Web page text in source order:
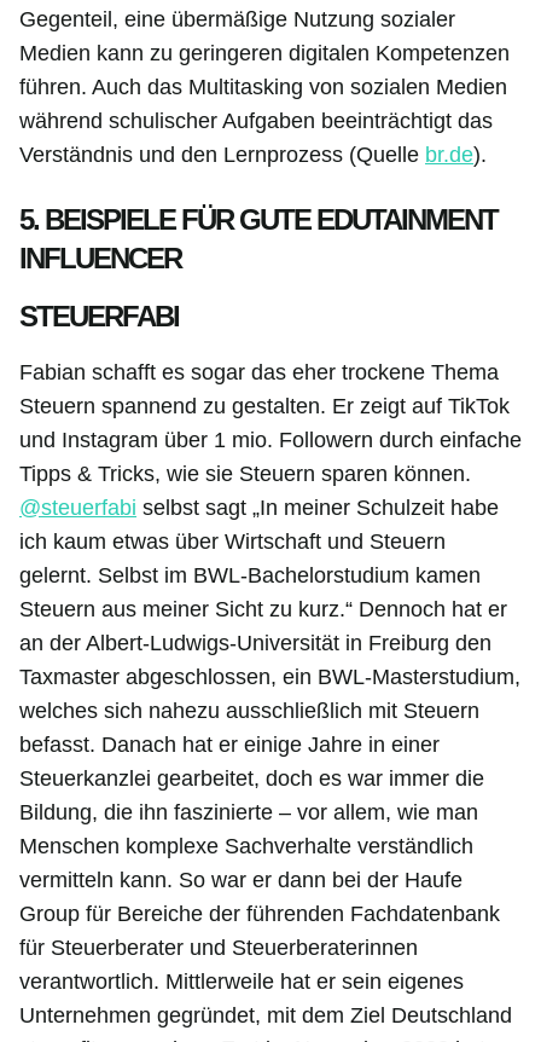
Gegenteil, eine übermäßige Nutzung sozialer
Medien kann zu geringeren digitalen Kompetenzen
führen. Auch das Multitasking von sozialen Medien
während schulischer Aufgaben beeinträchtigt das
Verständnis und den Lernprozess (Quelle br.de).
5. BEISPIELE FÜR GUTE EDUTAINMENT
INFLUENCER
STEUERFABI
Fabian schafft es sogar das eher trockene Thema
Steuern spannend zu gestalten. Er zeigt auf TikTok
und Instagram über 1 mio. Followern durch einfache
Tipps & Tricks, wie sie Steuern sparen können.
@steuerfabi selbst sagt „In meiner Schulzeit habe
ich kaum etwas über Wirtschaft und Steuern
gelernt. Selbst im BWL-Bachelorstudium kamen
Steuern aus meiner Sicht zu kurz.“ Dennoch hat er
an der Albert-Ludwigs-Universität in Freiburg den
Taxmaster abgeschlossen, ein BWL-Masterstudium,
welches sich nahezu ausschließlich mit Steuern
befasst. Danach hat er einige Jahre in einer
Steuerkanzlei gearbeitet, doch es war immer die
Bildung, die ihn faszinierte – vor allem, wie man
Menschen komplexe Sachverhalte verständlich
vermitteln kann. So war er dann bei der Haufe
Group für Bereiche der führenden Fachdatenbank
für Steuerberater und Steuerberaterinnen
verantwortlich. Mittlerweile hat er sein eigenes
Unternehmen gegründet, mit dem Ziel Deutschland